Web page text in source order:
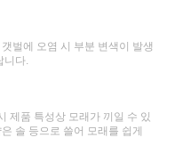
벌에 오염 시 부분 변색이 발생
니다.
제품 특성상 모래가 끼일 수 있
솔 등으로 쓸어 모래를 쉽게